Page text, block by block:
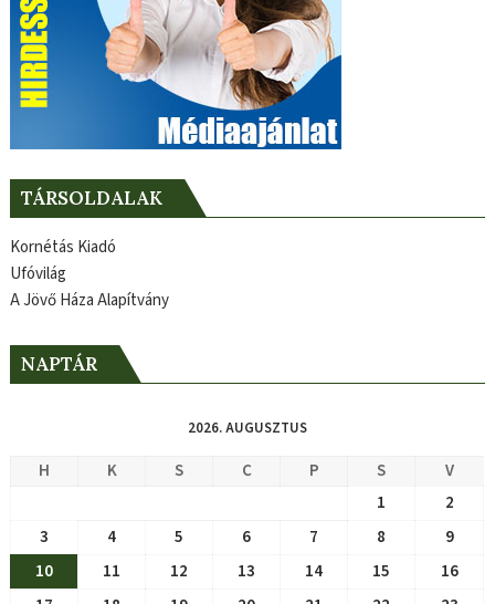
TÁRSOLDALAK
Kornétás Kiadó
Ufóvilág
A Jövő Háza Alapítvány
NAPTÁR
2026. AUGUSZTUS
H K S C P S
V
1
2
3
4 5 6 7 8
9
10
11 12 13 14 15
16